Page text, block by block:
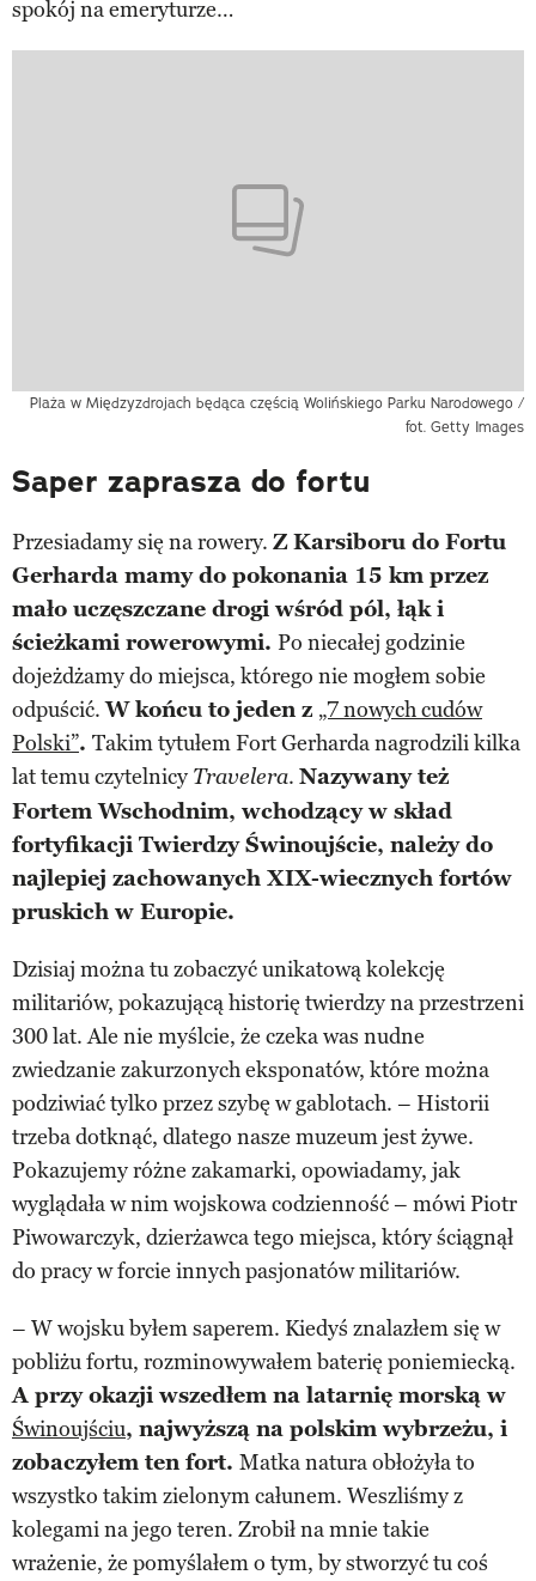
spokój na emeryturze…
Plaża w Międzyzdrojach będąca częścią Wolińskiego Parku Narodowego /
fot. Getty Images
Saper zaprasza do fortu
Przesiadamy się na rowery. Z Karsiboru do Fortu
Gerharda mamy do pokonania 15 km przez
mało uczęszczane drogi wśród pól, łąk i
ścieżkami rowerowymi. Po niecałej godzinie
dojeżdżamy do miejsca, którego nie mogłem sobie
odpuścić.W końcu to jeden z „7 nowych cudów
Polski”. Takim tytułem Fort Gerharda nagrodzili kilka
lat temu czytelnicy Travelera. Nazywany też
Fortem Wschodnim, wchodzący w skład
fortyfikacji Twierdzy Świnoujście, należy do
najlepiej zachowanych XIX-wiecznych fortów
pruskich w Europie.
Dzisiaj można tu zobaczyć unikatową kolekcję
militariów, pokazującą historię twierdzy na przestrzeni
300 lat. Ale nie myślcie, że czeka was nudne
zwiedzanie zakurzonych eksponatów, które można
podziwiać tylko przez szybę w gablotach. – Historii
trzeba dotknąć, dlatego nasze muzeum jest żywe.
Pokazujemy różne zakamarki, opowiadamy, jak
wyglądała w nim wojskowa codzienność – mówi Piotr
Piwowarczyk, dzierżawca tego miejsca, który ściągnął
do pracy w forcie innych pasjonatów militariów.
– W wojsku byłem saperem. Kiedyś znalazłem się w
pobliżu fortu, rozminowywałem baterię poniemiecką.
A przy okazji wszedłem na latarnię morską w
Świnoujściu, najwyższą na polskim wybrzeżu, i
zobaczyłem ten fort. Matka natura obłożyła to
wszystko takim zielonym całunem. Weszliśmy z
kolegami na jego teren. Zrobił na mnie takie
wrażenie, że pomyślałem o tym, by stworzyć tu coś